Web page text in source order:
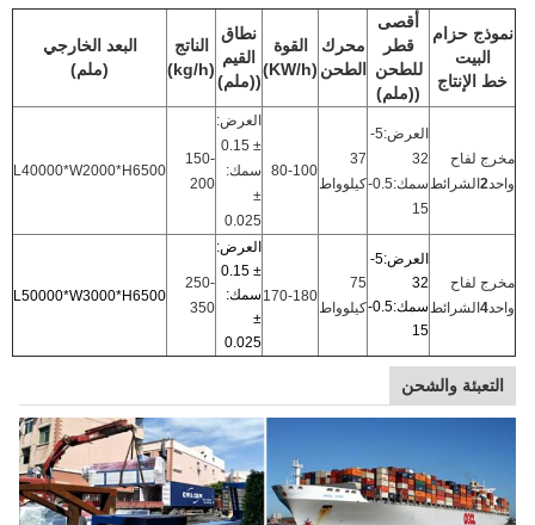
نموذج حزام
البيت
خط الإنتاج
أقصى
قطر
للطحن
((ملم)
محرك
الطحن
القوة
(KW/h)
نطاق
القيم
((ملم)
الناتج
(kg/h)
البعد الخارجي
(ملم)
مخرج لفاح
واحد2 الشرائط
العرض:5-
32
سمك:0.5-
15
37
كيلوواط
80-100
العرض:
± 0.15
سمك:
±
0.025
150-
200
L40000*W2000*H6500
مخرج لفاح
واحد4 الشرائط
العرض:5-
32
سمك:0.5-
15
75
كيلوواط
170-180
العرض:
± 0.15
سمك:
±
0.025
250-
350
L50000*W3000*H6500
التعبئة والشحن